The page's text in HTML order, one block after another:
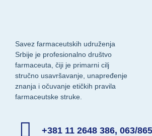
Savez farmaceutskih udruženja
Srbije je profesionalno društvo
farmaceuta, čiji je primarni cilj
stručno usavršavanje, unapređenje
znanja i očuvanje etičkih pravila
farmaceutske struke.
+381 11 2648 386, 063/